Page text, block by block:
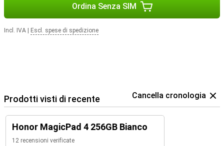
Ordina Senza SIM
Incl. IVA Escl. spese di spedizione
Prodotti visti di recente Cancella cronologia
Honor MagicPad 4 256GB Bianco
12 recensioni verificate